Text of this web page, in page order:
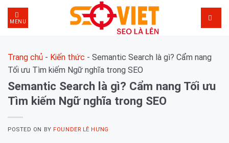
Skip
content
MENU
Trang chủ - Kiến thức - Semantic Search là gì? Cẩm nang
Tối ưu Tìm kiếm Ngữ nghĩa trong SEO
Semantic Search là gì? Cẩm nang Tối ưu
Tìm kiếm Ngữ nghĩa trong SEO
POSTED ON BYFOUNDER LÊ HƯNG